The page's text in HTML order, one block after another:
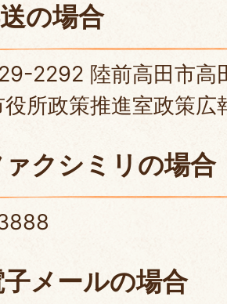
送の場合
2292 陸前高田市高
所政策推進室政策広
ァクシミリの場合
子メールの場合